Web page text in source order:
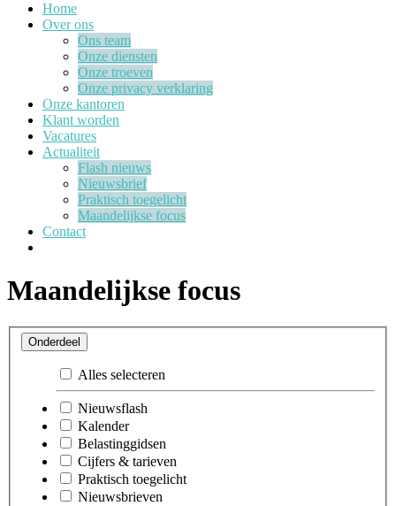
Home
Over ons
Ons team
Onze diensten
Onze troeven
Onze privacy verklaring
Onze kantoren
Klant worden
Vacatures
Actualiteit
Flash nieuws
Nieuwsbrief
Praktisch toegelicht
Maandelijkse focus
Contact
Maandelijkse focus
Onderdeel
Alles selecteren
Nieuwsflash
Kalender
Belastinggidsen
Cijfers & tarieven
Praktisch toegelicht
Nieuwsbrieven